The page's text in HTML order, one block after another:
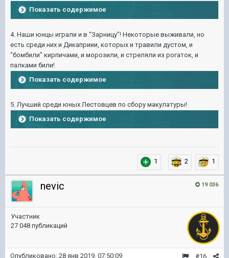
Показать содержимое
4. Наши юнцы играли и в “Зарницу”! Некоторые выживали, но
есть среди них и Дикаприии, которых и травили дустом, и
“бомбили” кирпичами, и морозили, и стреляли из рогаток, и
палками били!
Показать содержимое
5. Лучший среди юных Лестовцев по сбору макулатуры!
Показать содержимое
1 2 1
19 036
nevic
Участник
27 048 публикаций
#16
Опубликовано: 28 янв 2019, 07:50:09